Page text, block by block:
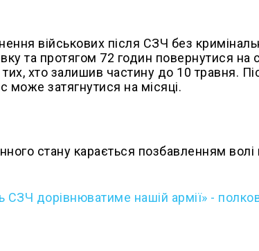
військових після СЗЧ без
та протягом 72 годин повернутися на
хто залишив частину до 10 травня.
затягнутися на місяці.
стану карається позбавленням волі
СЗЧ дорівнюватиме нашій армії» -